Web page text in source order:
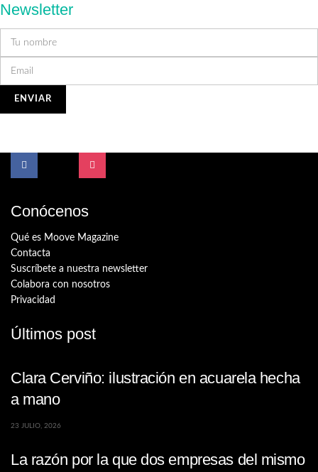
Newsletter
Conócenos
Qué es Moove Magazine
Contacta
Suscríbete a nuestra newsletter
Colabora con nosotros
Privacidad
Últimos post
Clara Cerviño: ilustración en acuarela hecha
a mano
23 JULIO, 2026
La razón por la que dos empresas del mismo